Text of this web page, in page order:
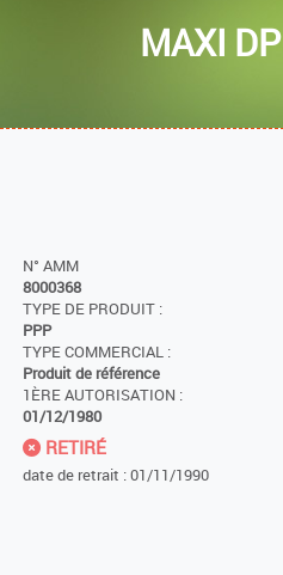
MAXI DP
N° AMM
8000368
TYPE DE PRODUIT :
PPP
TYPE COMMERCIAL :
Produit de référence
1ÈRE AUTORISATION :
01/12/1980
RETIRÉ
date de retrait : 01/11/1990